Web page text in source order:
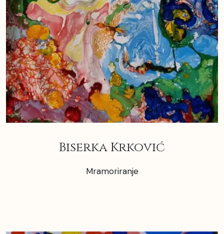
Biserka Krković
Mramoriranje